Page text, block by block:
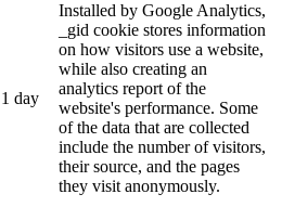
1 day
Installed by Google Analytics,
_gid cookie stores information
on how visitors use a website,
while also creating an
analytics report of the
website's performance. Some
of the data that are collected
include the number of visitors,
their source, and the pages
they visit anonymously.